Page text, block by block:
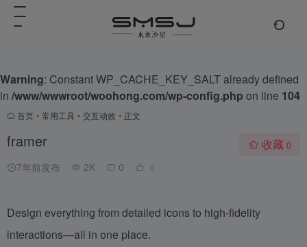
Warning: Constant WP_CACHE_KEY_SALT already defined
in /www/wwwroot/woohong.com/wp-config.php on line 104
首页 • 常用工具 • 交互动效 • 正文
framer
7年前发布 2K 0 0
收藏 0
Design everything from detailed icons to high-fidelity
interactions—all in one place.